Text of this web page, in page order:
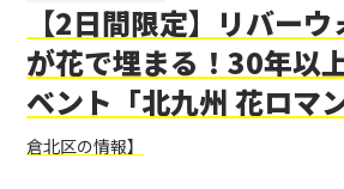
【2日間限定】リバー
が花で埋まる！30年以
ベント「北九州 花ロマ
倉北区の情報】